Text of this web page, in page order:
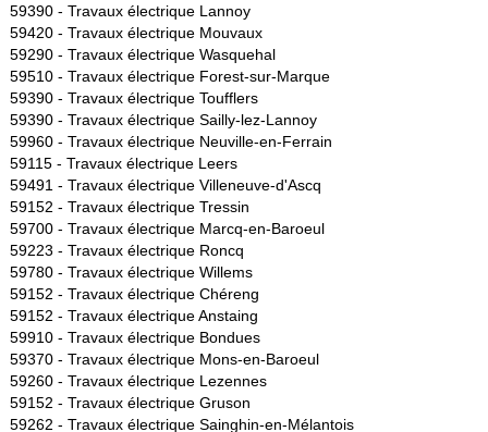
59390 - Travaux électrique Lannoy
59420 - Travaux électrique Mouvaux
59290 - Travaux électrique Wasquehal
59510 - Travaux électrique Forest-sur-Marque
59390 - Travaux électrique Toufflers
59390 - Travaux électrique Sailly-lez-Lannoy
59960 - Travaux électrique Neuville-en-Ferrain
59115 - Travaux électrique Leers
59491 - Travaux électrique Villeneuve-d'Ascq
59152 - Travaux électrique Tressin
59700 - Travaux électrique Marcq-en-Baroeul
59223 - Travaux électrique Roncq
59780 - Travaux électrique Willems
59152 - Travaux électrique Chéreng
59152 - Travaux électrique Anstaing
59910 - Travaux électrique Bondues
59370 - Travaux électrique Mons-en-Baroeul
59260 - Travaux électrique Lezennes
59152 - Travaux électrique Gruson
59262 - Travaux électrique Sainghin-en-Mélantois